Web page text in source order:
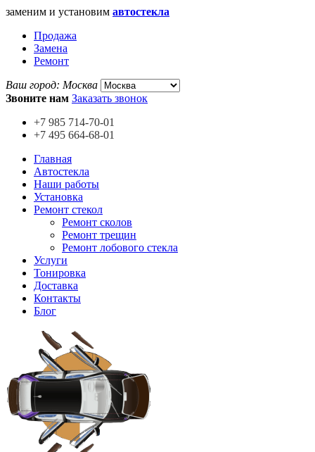
заменим и установим автостекла
Продажа
Замена
Ремонт
Ваш город: Москва
Звоните нам Заказать звонок
+7 985 714-70-01
+7 495 664-68-01
Главная
Автостекла
Наши работы
Установка
Ремонт стекол
Ремонт сколов
Ремонт трещин
Ремонт лобового стекла
Услуги
Тонировка
Доставка
Контакты
Блог